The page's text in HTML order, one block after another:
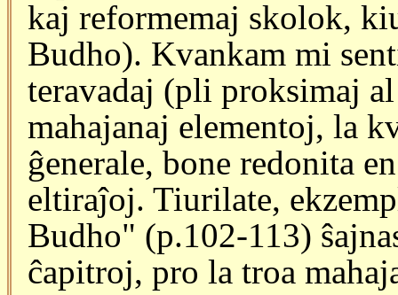
kaj reformemaj skolok,
Budho). Kvankam mi
teravadaj (pli proksimaj
mahajanaj elementoj, la
ĝenerale, bone redonita
eltiraĵoj. Tiurilate,
Budho" (p.102-113)
ĉapitroj, pro la troa